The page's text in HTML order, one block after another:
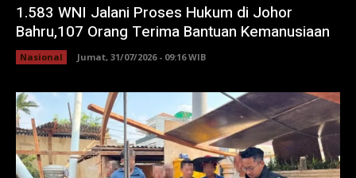
1.583 WNI Jalani Proses Hukum di Johor
Bahru,107 Orang Terima Bantuan Kemanusiaan
Nasional Jumat, 31/07/2026 - 09:16 WIB